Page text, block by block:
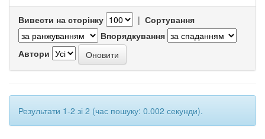
Вивести на сторінку | Сортування
Впорядкування
Автори
Результати 1-2 зі 2 (час пошуку: 0.002 секунди).